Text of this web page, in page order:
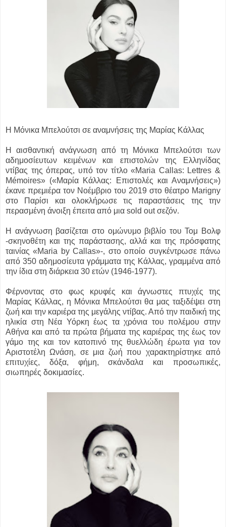
Η Μόνικα Μπελούτσι σε αναμνήσεις της Μαρίας Κάλλας
Η αισθαντική ανάγνωση από τη Μόνικα Μπελούτσι των
αδημοσίευτων κειμένων και επιστολών της Ελληνίδας
ντίβας της όπερας, υπό τον τίτλο «Maria Callas: Lettres &
Mémoires» («Μαρία Κάλλας: Επιστολές και Αναμνήσεις»)
έκανε πρεμιέρα τον Νοέμβριο του 2019 στο θέατρο Marigny
στο Παρίσι και ολοκλήρωσε τις παραστάσεις της την
περασμένη άνοιξη έπειτα από μια sold out σεζόν.
Η ανάγνωση βασίζεται στο ομώνυμο βιβλίο του Τομ Βολφ
-σκηνοθέτη και της παράστασης, αλλά και της πρόσφατης
ταινίας «Maria by Callas»-, στο οποίο συγκέντρωσε πάνω
από 350 αδημοσίευτα γράμματα της Κάλλας, γραμμένα από
την ίδια στη διάρκεια 30 ετών (1946-1977).
Φέρνοντας στο φως κρυφές και άγνωστες πτυχές της
Μαρίας Κάλλας, η Μόνικα Μπελούτσι θα μας ταξιδέψει στη
ζωή και την καριέρα της μεγάλης ντίβας. Από την παιδική της
ηλικία στη Νέα Υόρκη έως τα χρόνια του πολέμου στην
Αθήνα και από τα πρώτα βήματα της καριέρας της έως τον
γάμο της και τον κατοπινό της θυελλώδη έρωτα για τον
Αριστοτέλη Ωνάση, σε μια ζωή που χαρακτηρίστηκε από
επιτυχίες, δόξα, φήμη, σκάνδαλα και προσωπικές,
σιωπηρές δοκιμασίες.